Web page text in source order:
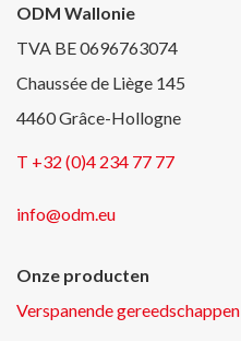
ODM Wallonie
TVA BE 0696763074
Chaussée de Liège 145
4460 Grâce-Hollogne
T +32 (0)4 234 77 77
info@odm.eu
Onze producten
Verspanende gereedschappen